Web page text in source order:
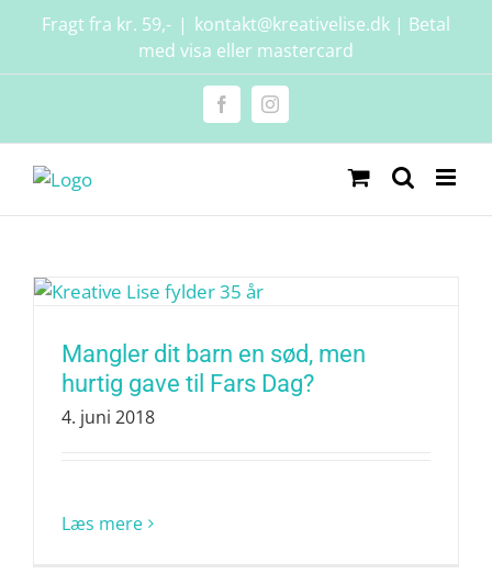
content
Fragt fra kr. 59,- | kontakt@kreativelise.dk | Betal
med visa eller mastercard
FacebookInstagram
Mangler dit barn en sød, men
hurtig gave til Fars Dag?
4. juni 2018
Læs mere